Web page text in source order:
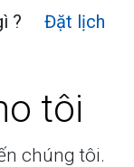
? Đặt lịch
tôi
chúng tôi.